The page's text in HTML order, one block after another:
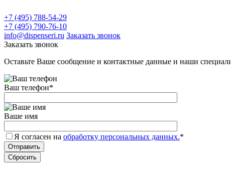
+7 (495) 788-54-29
+7 (495) 790-76-10
info@dispenseri.ru Заказать звонок
Заказать звонок
Оставьте Ваше сообщение и контактные данные и наши
Ваш телефон*
Ваше имя
Я согласен на обработку персональных данных.*